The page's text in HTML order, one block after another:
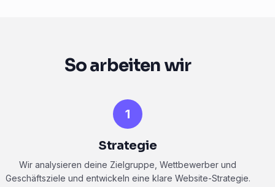
So arbeiten wir
1
Strategie
Wir analysieren deine Zielgruppe, Wettbewerber und
Geschäftsziele und entwickeln eine klare Website-Strategie.